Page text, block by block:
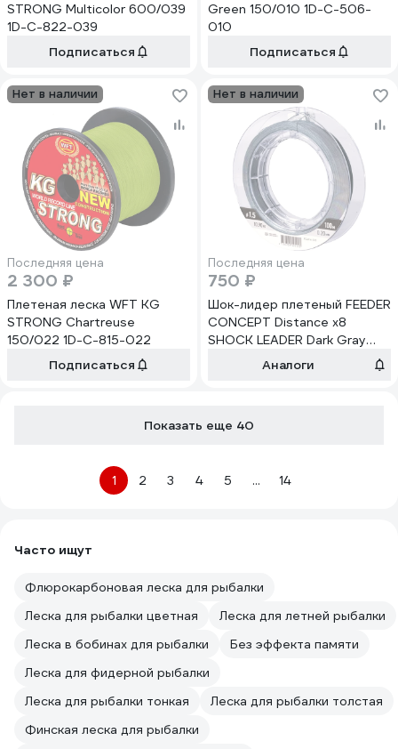
STRONG Multicolor 600/039
1D-C-822-039
Подписаться
Green 150/010 1D-C-506-
010
Подписаться
Нет в наличии
Последняя цена
2 300 ₽
Плетеная леска WFT KG
STRONG Chartreuse
150/022 1D-C-815-022
Подписаться
Нет в наличии
Последняя цена
750 ₽
Шок-лидер плетеный FEEDER
CONCEPT Distance х8
SHOCK LEADER Dark Gray
100 м, 0.20 мм FC4916-020
Аналоги
Показать еще 40
1 2 3 4 5 ... 14
Часто ищут
Флюрокарбоновая леска для рыбалки
Леска для рыбалки цветная
Леска для летней рыбалки
Леска в бобинах для рыбалки
Без эффекта памяти
Леска для фидерной рыбалки
Леска для рыбалки тонкая
Леска для рыбалки толстая
Финская леска для рыбалки